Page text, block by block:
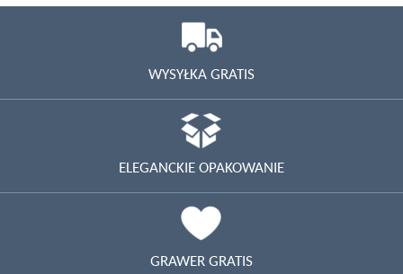
WYSYŁKA GRATIS
ELEGANCKIE OPAKOWANIE
GRAWER GRATIS